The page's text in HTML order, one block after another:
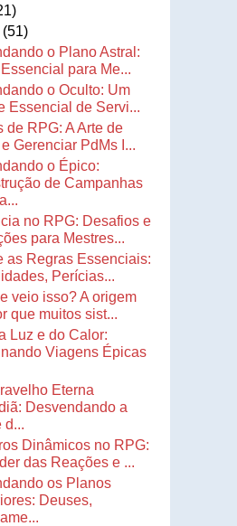
(51)
o Plano Astral:
para Me...
o Oculto: Um
Essencial de Servi...
de RPG: A Arte de
Gerenciar PdMs I...
o Épico:
de Campanhas
no RPG: Desafios e
para Mestres...
as Regras Essenciais:
Perícias...
veio isso? A origem
que muitos sist...
Luz e do Calor:
Viagens Épicas
Eterna
Desvendando a
d...
Dinâmicos no RPG:
das Reações e ...
os Planos
Deuses,